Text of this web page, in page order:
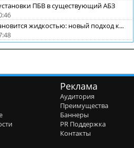
ПБВ в существующий АБЗ
жидкостью: новый подход к...
Реклама
Аудитория
Преимущества
Баннеры
PR Поддержка
Контакты